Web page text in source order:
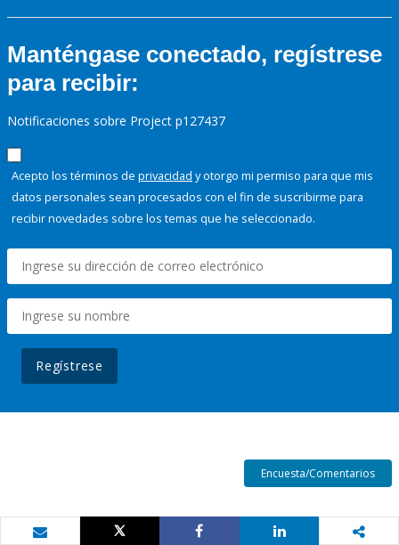
Manténgase conectado, regístrese
para recibir:
Notificaciones sobre Project p127437
Acepto los términos de privacidad y otorgo mi permiso para que mis
datos personales sean procesados con el fin de suscribirme para
recibir novedades sobre los temas que he seleccionado.
Regístrese
Encuesta/Comentarios